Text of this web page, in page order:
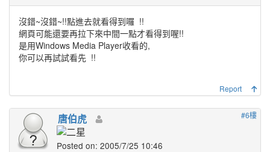
沒錯~沒錯~!!點進去就看得到囉 !!
網頁可能還要再拉下來中間一點才看得到喔!!
是用Windows Media Player收看的,
你可以再試試看先 !!
Report
#6樓
唐伯虎
Posted on: 2005/7/25 10:46